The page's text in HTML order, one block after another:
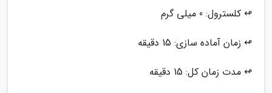
↫ کلسترول: 0 میلی گرم
↫ زمان آماده سازی: 15 دقیقه
↫ مدت زمان کل: 15 دقیقه